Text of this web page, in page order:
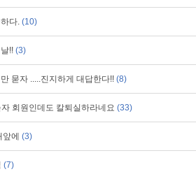
다. (10)
!! (3)
묻자 .....진지하게 대답한다!! (8)
자 회원인데도 칼퇴실하라네요 (33)
에 (3)
(7)